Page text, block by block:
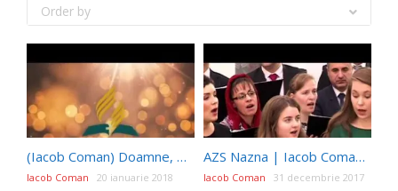
Order by
(Iacob Coman) Doamne, mai dă-ne un an! – Ionel Horneț
Iacob Coman 20 ianuarie 2018
AZS Nazna | Iacob Coman – Program special – 31 Decembrie 2017
Iacob Coman 31 decembrie 2017